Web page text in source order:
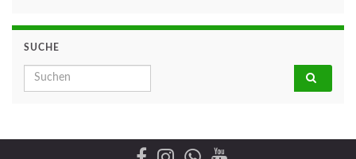
SUCHE
Search for: